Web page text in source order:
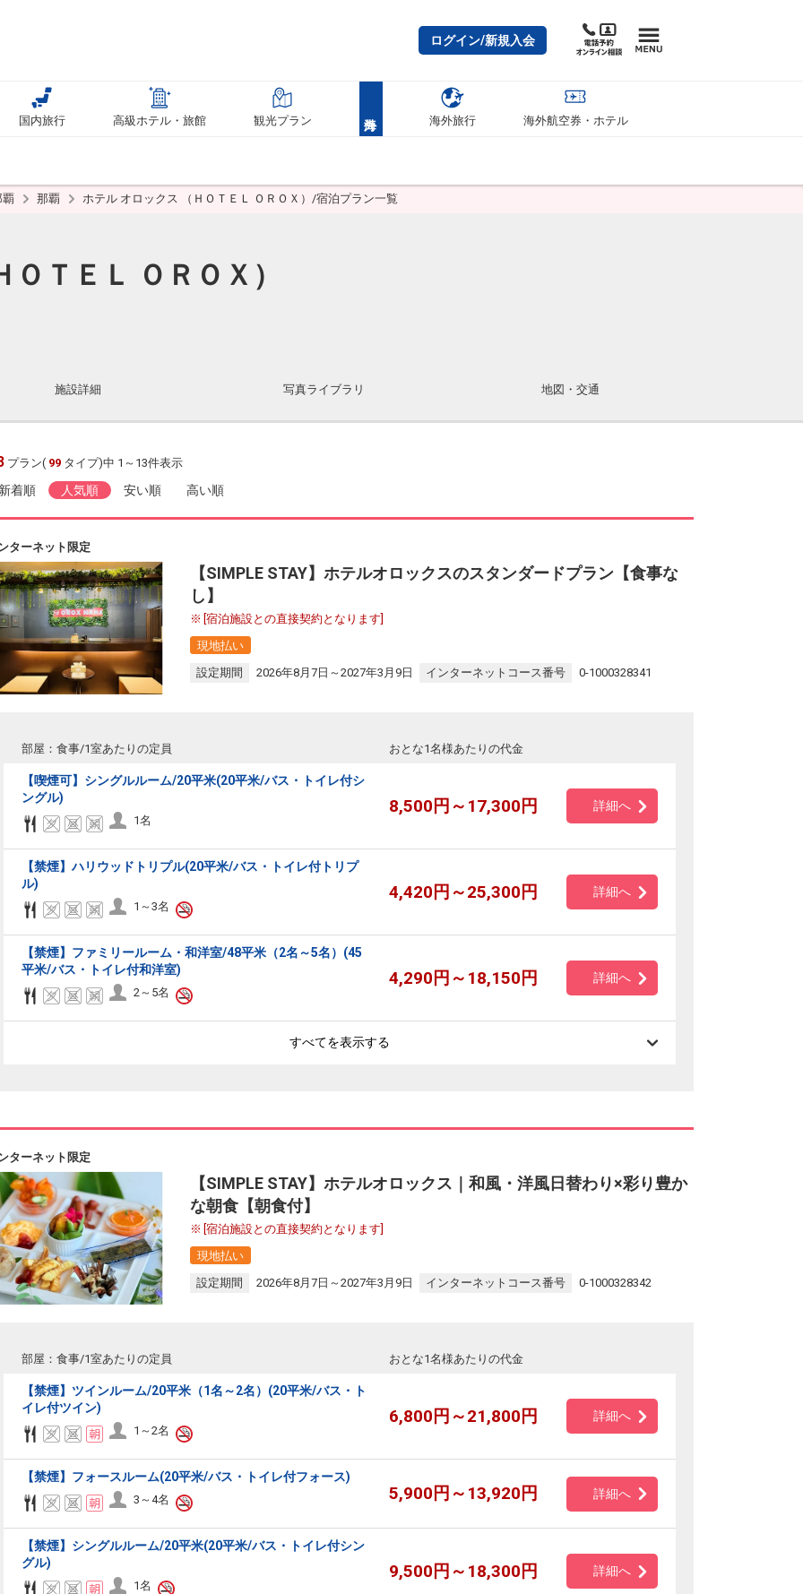
ログイン/新規入会
国内旅行 高級ホテル・旅館 観光プラン 海外旅行 海外航空券・ホテル
那覇 ホテル オロックス （ＨＯＴＥＬ ＯＲＯＸ）/宿泊プラン一覧
ＴＥＬ ＯＲＯＸ）
施設詳細 写真ライブラリ 地図・交通
プラン( 99 タイプ)中 1～13件表示
着順 人気順 安い順 高い順
ターネット限定
【SIMPLE STAY】ホテルオロックスのスタンダードプラン【食事な
し】
[宿泊施設との直接契約となります]
現地払い
設定期間
2026年8月7日～2027年3月9日 インターネットコース番号 0-1000328341
部屋：食事/1室あたりの定員 おとな1名様あたりの代金
【喫煙可】シングルルーム/20平米(20平米/バス・トイレ付シ
ングル)
1名
8,500円～17,300円 詳細へ
【禁煙】ハリウッドトリプル(20平米/バス・トイレ付トリプ
ル)
1～3名
4,420円～25,300円 詳細へ
【禁煙】ファミリールーム・和洋室/48平米（2名～5名）(45
平米/バス・トイレ付和洋室)
2～5名
4,290円～18,150円 詳細へ
すべてを表示する
ターネット限定
【SIMPLE STAY】ホテルオロックス｜和風・洋風日替わり×彩り豊か
な朝食【朝食付】
[宿泊施設との直接契約となります]
現地払い
設定期間
2026年8月7日～2027年3月9日 インターネットコース番号 0-1000328342
部屋：食事/1室あたりの定員 おとな1名様あたりの代金
【禁煙】ツインルーム/20平米（1名～2名）(20平米/バス・ト
イレ付ツイン)
1～2名
6,800円～21,800円 詳細へ
【禁煙】フォースルーム(20平米/バス・トイレ付フォース)
3～4名 5,900円～13,920円 詳細へ
【禁煙】シングルルーム/20平米(20平米/バス・トイレ付シン
グル)
1名
9,500円～18,300円 詳細へ